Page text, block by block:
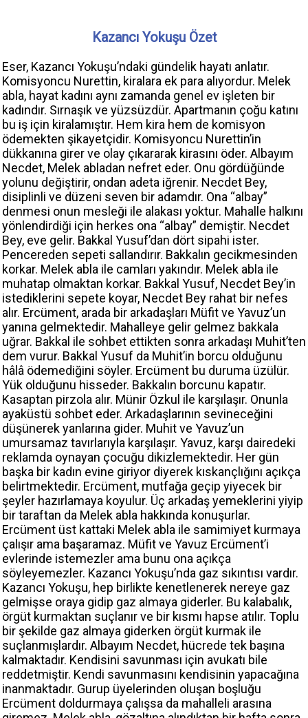
Kazancı Yokuşu Özet
Eser, Kazancı Yokuşu’ndaki gündelik hayatı anlatır.
Komisyoncu Nurettin, kiralara ek para alıyordur. Melek
abla, hayat kadını aynı zamanda genel ev işleten bir
kadındır. Sırnaşık ve yüzsüzdür. Apartmanın çoğu katını
bu iş için kiralamıştır. Hem kira hem de komisyon
ödemekten şikayetçidir. Komisyoncu Nurettin’in
dükkanına girer ve olay çıkararak kirasını öder. Albayım
Necdet, Melek abladan nefret eder. Onu gördüğünde
yolunu değiştirir, ondan adeta iğrenir. Necdet Bey,
disiplinli ve düzeni seven bir adamdır. Ona “albay”
denmesi onun mesleği ile alakası yoktur. Mahalle halkını
yönlendirdiği için herkes ona “albay” demiştir. Necdet
Bey, eve gelir. Bakkal Yusuf’dan dört sipahi ister.
Pencereden sepeti sallandırır. Bakkalın gecikmesinden
korkar. Melek abla ile camları yakındır. Melek abla ile
muhatap olmaktan korkar. Bakkal Yusuf, Necdet Bey’in
istediklerini sepete koyar, Necdet Bey rahat bir nefes
alır. Ercüment, arada bir arkadaşları Müfit ve Yavuz’un
yanına gelmektedir. Mahalleye gelir gelmez bakkala
uğrar. Bakkal ile sohbet ettikten sonra arkadaşı Muhit’ten
dem vurur. Bakkal Yusuf da Muhit’in borcu olduğunu
hâlâ ödemediğini söyler. Ercüment bu duruma üzülür.
Yük olduğunu hisseder. Bakkalın borcunu kapatır.
Kasaptan pirzola alır. Münir Özkul ile karşılaşır. Onunla
ayaküstü sohbet eder. Arkadaşlarının sevineceğini
düşünerek yanlarına gider. Muhit ve Yavuz’un
umursamaz tavırlarıyla karşılaşır. Yavuz, karşı dairedeki
reklamda oynayan çocuğu dikizlemektedir. Her gün
başka bir kadın evine giriyor diyerek kıskançlığını açıkça
belirtmektedir. Ercüment, mutfağa geçip yiyecek bir
şeyler hazırlamaya koyulur. Üç arkadaş yemeklerini yiyip
bir taraftan da Melek abla hakkında konuşurlar.
Ercüment üst kattaki Melek abla ile samimiyet kurmaya
çalışır ama başaramaz. Müfit ve Yavuz Ercüment’i
evlerinde istemezler ama bunu ona açıkça
söyleyemezler. Kazancı Yokuşu’nda gaz sıkıntısı vardır.
Kazancı Yokuşu, hep birlikte kenetlenerek nereye gaz
gelmişse oraya gidip gaz almaya giderler. Bu kalabalık,
örgüt kurmaktan suçlanır ve bir kısmı hapse atılır. Toplu
bir şekilde gaz almaya giderken örgüt kurmak ile
suçlanmışlardır. Albayım Necdet, hücrede tek başına
kalmaktadır. Kendisini savunması için avukatı bile
reddetmiştir. Kendi savunmasını kendisinin yapacağına
inanmaktadır. Gurup üyelerinden oluşan boşluğu
Ercüment doldurmaya çalışsa da mahalleli arasına